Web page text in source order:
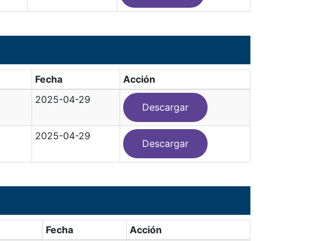
Fecha
Acción
2025-04-29
Descargar
2025-04-29
Descargar
Fecha
Acción